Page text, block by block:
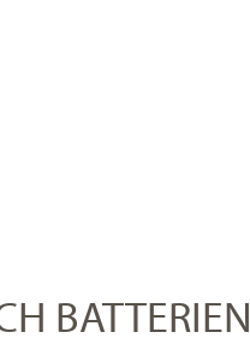
BATTERIEN